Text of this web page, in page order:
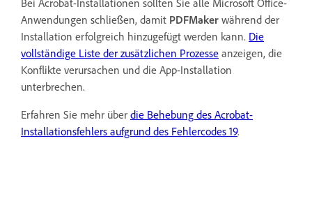
Bei Acrobat-Installationen sollten Sie alle Microsoft Office-
Anwendungen schließen, damit PDFMaker während der
Installation erfolgreich hinzugefügt werden kann. Die
vollständige Liste der zusätzlichen Prozesse anzeigen, die
Konflikte verursachen und die App-Installation
unterbrechen.
Erfahren Sie mehr über die Behebung des Acrobat-
Installationsfehlers aufgrund des Fehlercodes 19.